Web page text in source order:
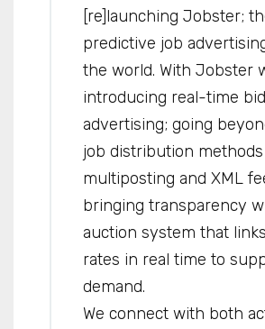
[re]launching Jobster;
predictive job
the world. With Jobster
introducing real-time
advertising; going
job distribution
multiposting and XML
bringing transparency
auction system that
rates in real time to
demand.
We connect with both